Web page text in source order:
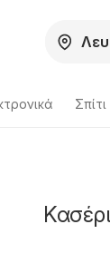
Κασέρι